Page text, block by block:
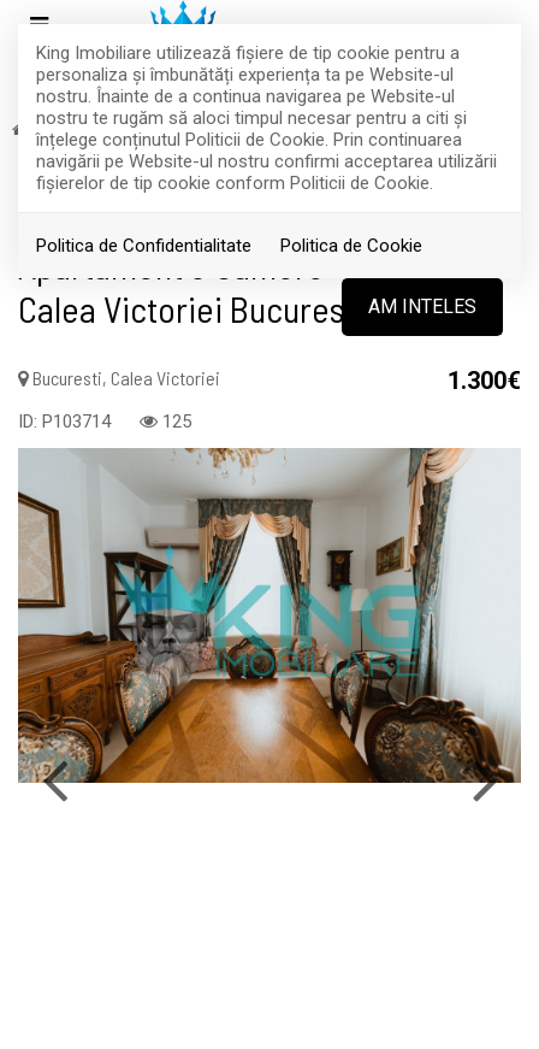
King Imobiliare utilizează fişiere de tip cookie pentru a
personaliza și îmbunătăți experiența ta pe Website-ul
nostru. Înainte de a continua navigarea pe Website-ul
nostru te rugăm să aloci timpul necesar pentru a citi și
înțelege conținutul Politicii de Cookie. Prin continuarea
navigării pe Website-ul nostru confirmi acceptarea utilizării
fişierelor de tip cookie conform Politicii de Cookie.
Politica de Confidentialitate Politica de Cookie
AM INTELES
Inchiriere Apartamente Bucuresti Calea Victoriei
Acest anunt nu mai este activ !
Apartament 3 Camere+ Mansarda
Calea Victoriei Bucuresti
Bucuresti, Calea Victoriei 1.300€
ID: P103714 125
RETRAS